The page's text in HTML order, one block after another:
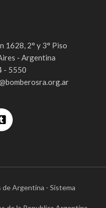
1628, 2° y 3° Piso
- Argentina
- 5550
Argentina - Sistema